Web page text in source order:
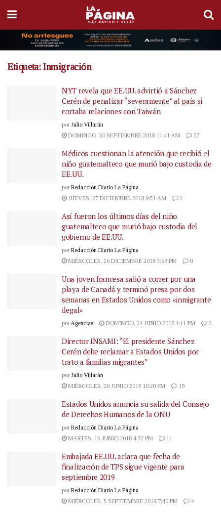
Etiqueta:Inmigración
NYT revela que EE.UU. advirtió a Sánchez
Cerén de penalizar “severamente” al país si
cortaba relaciones con Taiwán
por Julio Villarán
DOMINGO, 30 SEPTIEMBRE 2018 11:41 AM
27
Médicos cuestionan la atención que recibió el
niño guatemalteco que murió bajo custodia de
EE.UU.
por Redacción Diario La Página
JUEVES, 27 DICIEMBRE 2018 9:51 AM
2
Así fueron los últimos días del niño
guatemalteco que murió bajo custodia del
gobierno de EE.UU.
por Redacción Diario La Página
MIÉRCOLES, 26 DICIEMBRE 2018 3:58 PM
0
Una joven francesa salió a correr por una
playa de Canadá y terminó presa por dos
semanas en Estados Unidos como «inmigrante
ilegal»
por Agencias DOMINGO, 24 JUNIO 2018 4:11 PM 3
Director INSAMI: “El presidente Sánchez
Cerén debe reclamar a Estados Unidos por
trato a familias migrantes”
por Julio Villarán
MIÉRCOLES, 20 JUNIO 2018 10:20 PM
19
Estados Unidos anuncia su salida del Consejo
de Derechos Humanos de la ONU
por Redacción Diario La Página
MARTES, 19 JUNIO 2018 4:32 PM
11
Embajada EE.UU. aclara que fecha de
finalización de TPS sigue vigente para
septiembre 2019
por Redacción Diario La Página
MIÉRCOLES, 5 SEPTIEMBRE 2018 7:40 PM
4